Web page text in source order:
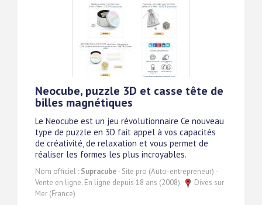
Neocube, puzzle 3D et casse tête de
billes magnétiques
Le Neocube est un jeu révolutionnaire Ce nouveau
type de puzzle en 3D fait appel à vos capacités
de créativité, de relaxation et vous permet de
réaliser les formes les plus incroyables.
Nom officiel : Supracube- Site pro (Auto-entrepreneur) -
Vente en ligne. En ligne depuis 18 ans (2008).
Dives sur
Mer (France)